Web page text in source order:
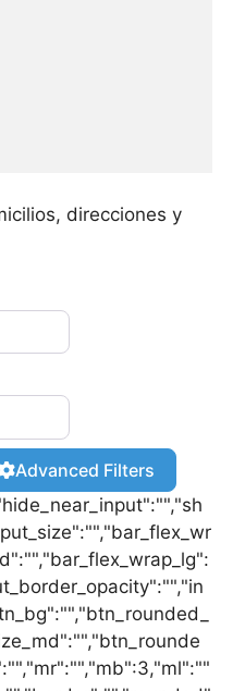
direcciones y
Advanced Filters